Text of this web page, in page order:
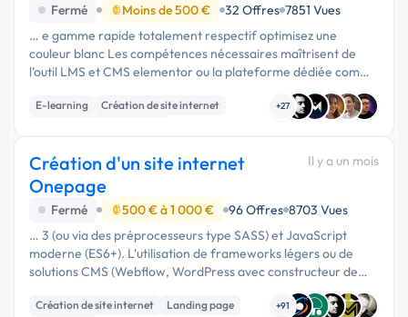
Fermé Moins de 500 € 32 Offres 7851 Vues
… e gamme rapide totalement respectif optimisez une
couleur blanc Les compétences nécessaires maîtrisent de
l'outil LMS et CMS elementor ou la plateforme dédiée comme
système io ou podia si podiaci adapté à concevoir selon vos
recommandations …
E-learning
Création de site internet
+27
Création d'un site internet
Onepage
Il y a un mois
Fermé 500 € à 1 000 € 96 Offres 8703 Vues
… 3 (ou via des préprocesseurs type SASS) et JavaScript
moderne (ES6+). L'utilisation de frameworks légers ou de
solutions CMS (Webflow, WordPress avec constructeur de
page optimisé) est envisageable si les performances sont au
rendez-vous. …
Création de site internet
Landing page
+91